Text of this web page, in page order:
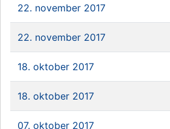
22. november 2017
22. november 2017
18. oktober 2017
18. oktober 2017
07. oktober 2017